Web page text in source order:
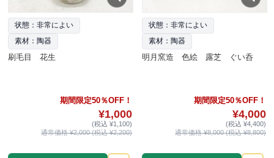
状態：非常によい
素材：陶器
刷毛目 花生
期間限定50％OFF！
¥1,000
(税込 ¥1,100)
通常価格 ¥2,000 (税込 ¥2,200)
状態：非常によい
素材：陶器
明月窯造 色絵 露芝 ぐい呑
期間限定50％OFF！
¥4,000
(税込 ¥4,400)
通常価格 ¥8,000 (税込 ¥8,800)